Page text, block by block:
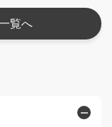
覧へ